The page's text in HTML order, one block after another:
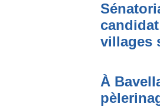
villages
À